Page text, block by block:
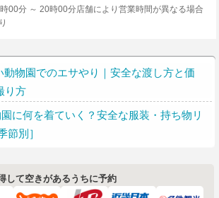
00分 ～ 20時00分店舗により営業時間が異なる場合
動物園でのエサやり｜安全な渡し方と価
り方
に何を着ていく？安全な服装・持ち物リ
節別］
して空きがあるうちに予約